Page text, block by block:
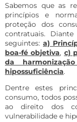
Sabemos que as
princípios e
proteção dos
contratuais.
seguintes: a)
boa-fé objetiva, c)
da
hipossuficiência.
Dentre estes
consumo, todos
ao direito dos
vulnerabilidade e